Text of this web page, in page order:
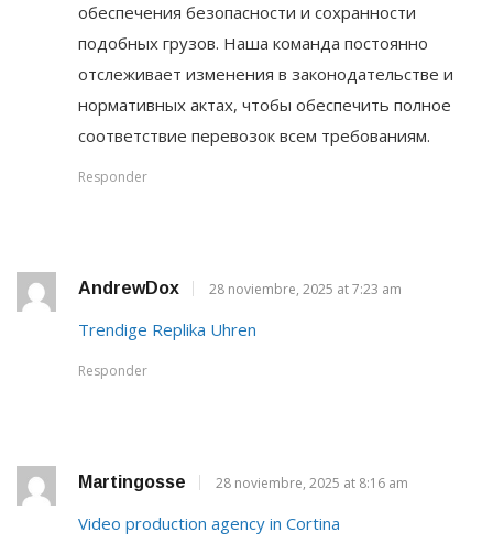
обеспечения безопасности и сохранности
подобных грузов. Наша команда постоянно
отслеживает изменения в законодательстве и
нормативных актах, чтобы обеспечить полное
соответствие перевозок всем требованиям.
Responder
AndrewDox 28 noviembre, 2025 at 7:23 am
Trendige Replika Uhren
Responder
Martingosse 28 noviembre, 2025 at 8:16 am
Video production agency in Cortina